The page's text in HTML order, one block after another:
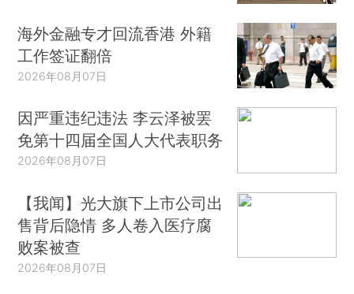
海外金融专才回流香港 外籍
工作签证翻倍
2026年08月07日
因严重违纪违法 李云泽被罢
免第十四届全国人大代表职务
2026年08月07日
【我闻】光大旗下上市公司出
售背后隐情 多人卷入医疗腐
败案被查
2026年08月07日